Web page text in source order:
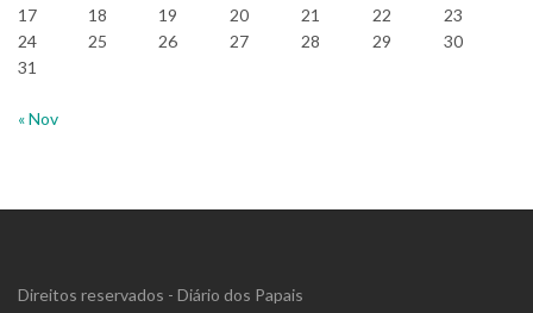
17
18 19 20 21 22
23
24
25 26 27 28 29
30
31
« Nov
Direitos reservados - Diário dos Papais